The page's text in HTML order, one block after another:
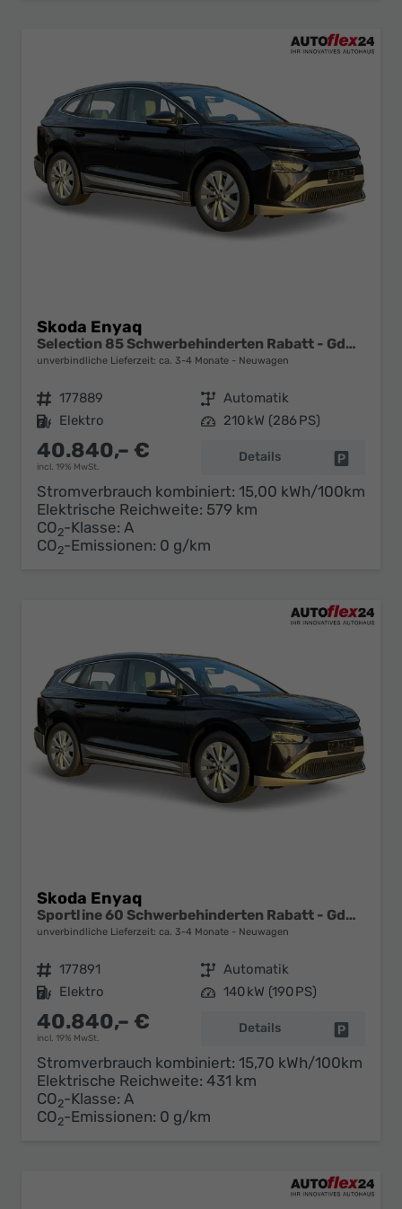
Skoda Enyaq
Selection 85 Schwerbehinderten Rabatt - GdB 50% FÖRDERFÄHIG
unverbindliche Lieferzeit: ca. 3-4 Monate Neuwagen
Fahrzeugnr. 177889 Getriebe Automatik
Kraftstoff Elektro Leistung 210 kW (286 PS)
40.840,– €
incl. 19% MwSt.
Details
Stromverbrauch kombiniert: 15,00 kWh/100km
Elektrische Reichweite: 579 km
CO2-Klasse: A
CO2-Emissionen: 0 g/km
Skoda Enyaq
Sportline 60 Schwerbehinderten Rabatt - GdB 50% FÖRDERFÄHIG
unverbindliche Lieferzeit: ca. 3-4 Monate Neuwagen
Fahrzeugnr. 177891 Getriebe Automatik
Kraftstoff Elektro Leistung 140 kW (190 PS)
40.840,– €
incl. 19% MwSt.
Details
Stromverbrauch kombiniert: 15,70 kWh/100km
Elektrische Reichweite: 431 km
CO2-Klasse: A
CO2-Emissionen: 0 g/km